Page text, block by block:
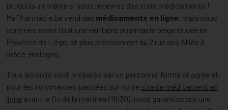
produits, ni même si vous recevrez des vrais médicaments !
MaPharmacie.be vend des médicaments en ligne, mais nous
sommes avant tout une véritable pharmacie belge située en
Province de Liège, et plus précisément au 2 rue des Alliés à
Grâce-Hollogne.
Tous les colis sont préparés par un personnel formé et agréé et,
pour les commandes passées sur notre site de médicament en
ligne avant la fin de la matinée (11h30), nous garantissons une